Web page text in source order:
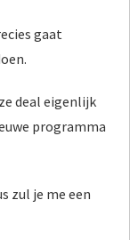
gaat
deal eigenlijk
programma
zul je me een